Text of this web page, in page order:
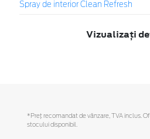
Spray de interior Clean Refresh
Vizualizați
*Preţ recomandat de vânzare, TVA inclus.
stocului disponibil.